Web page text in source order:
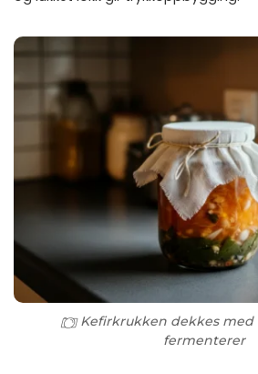
Kefirkrukken dekkes med
fermenterer